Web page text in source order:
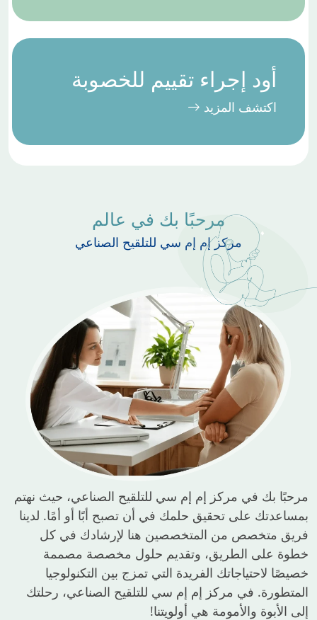
أود إجراء تقييم للخصوبة
اكتشف المزيد
مرحبًا بك في عالم
مركز إم إم سي للتلقيح الصناعي
مرحبًا بك في مركز إم إم سي للتلقيح الصناعي، حيث نهتم
بمساعدتك على تحقيق حلمك في أن تصبح أبًا أو أمًا. لدينا
فريق متخصص من المتخصصين هنا لإرشادك في كل
خطوة على الطريق، وتقديم حلول مخصصة مصممة
خصيصًا لاحتياجاتك الفريدة التي تمزج بين التكنولوجيا
المتطورة. في مركز إم إم سي للتلقيح الصناعي، رحلتك
إلى الأبوة والأمومة هي أولويتنا!